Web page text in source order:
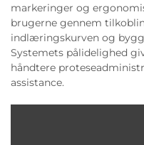
markeringer og
brugerne gennem
indlæringskurven og
Systemets pålidelighed
håndtere
assistance.